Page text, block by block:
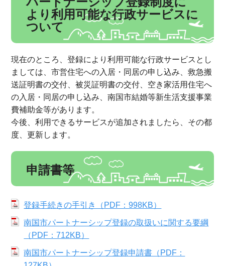
より利用可能な行政サービスに
ついて
現在のところ、登録により利用可能な行政サービスとし
ましては、市営住宅への入居・同居の申し込み、救急搬
送証明書の交付、被災証明書の交付、空き家活用住宅へ
の入居・同居の申し込み、南国市結婚等新生活支援事業
費補助金等があります。
今後、利用できるサービスが追加されましたら、その都
度、更新します。
申請書等
登録手続きの手引き（PDF：998KB）
南国市パートナーシップ登録の取扱いに関する要綱
（PDF：712KB）
南国市パートナーシップ登録申請書（PDF：